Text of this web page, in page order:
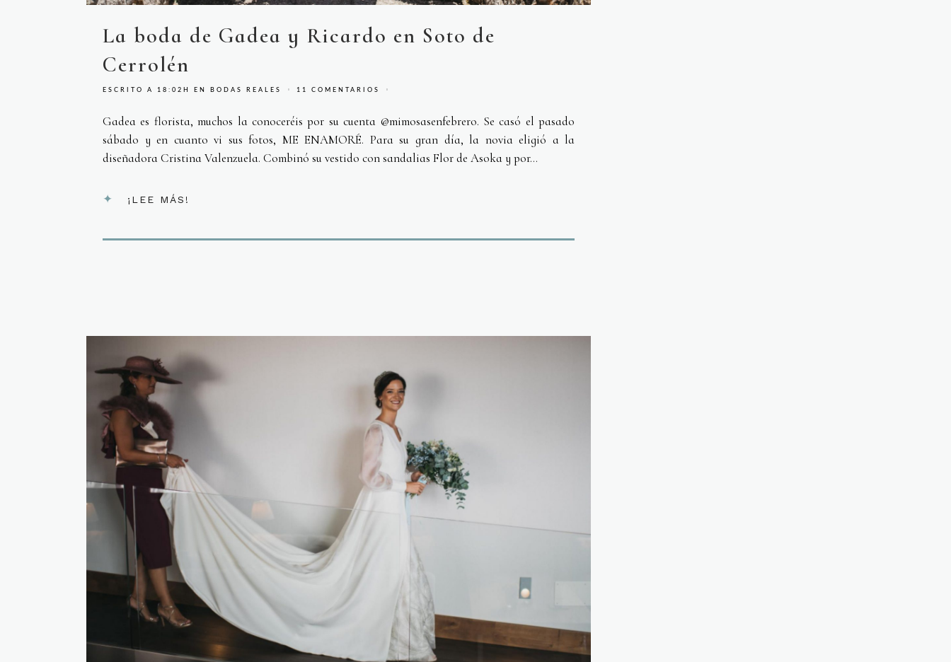
La boda de Gadea y Ricardo en Soto de
Cerrolén
ESCRITO A 18:02H EN BODAS REALES 11 COMENTARIOS
Gadea es florista, muchos la conoceréis por su cuenta @mimosasenfebrero. Se casó el pasado
sábado y en cuanto vi sus fotos, ME ENAMORÉ. Para su gran día, la novia eligió a la
diseñadora Cristina Valenzuela. Combinó su vestido con sandalias Flor de Asoka y por...
¡LEE MÁS!